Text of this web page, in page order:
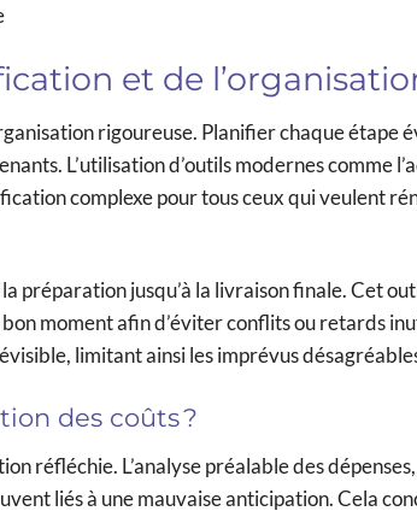
et de
rigoureuse. Planifier chaque étape
L’utilisation d’outils modernes comme
complexe pour tous ceux qui veulent
préparation jusqu’à la livraison finale. Cet
moment afin d’éviter conflits ou retards
limitant ainsi les imprévus
des coûts ?
réfléchie. L’analyse préalable des
liés à une mauvaise anticipation. Cela